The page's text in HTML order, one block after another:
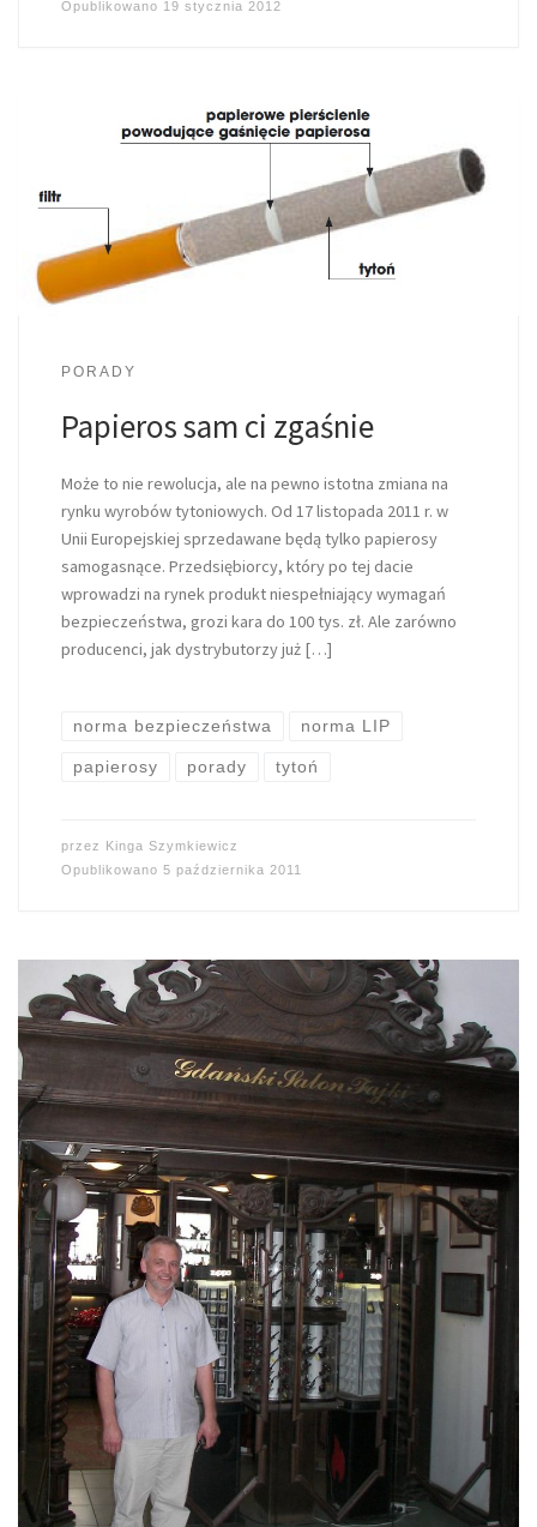
Opublikowano 19 stycznia 2012
PORADY
Papieros sam ci zgaśnie
Może to nie rewolucja, ale na pewno istotna zmiana na
rynku wyrobów tytoniowych. Od 17 listopada 2011 r. w
Unii Europejskiej sprzedawane będą tylko papierosy
samogasnące. Przedsiębiorcy, który po tej dacie
wprowadzi na rynek produkt niespełniający wymagań
bezpieczeństwa, grozi kara do 100 tys. zł. Ale zarówno
producenci, jak dystrybutorzy już […]
norma bezpieczeństwa norma LIP
papierosy porady tytoń
przez
Kinga Szymkiewicz
Opublikowano 5 października 2011